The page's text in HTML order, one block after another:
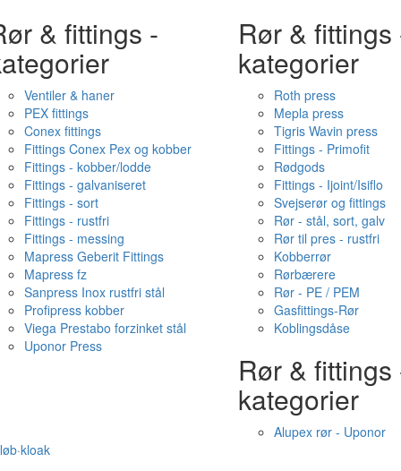
& fittings -
Ventiler & haner
PEX fittings
Conex fittings
Fittings Conex Pex og kobber
Fittings - kobber/lodde
Fittings - galvaniseret
Fittings - sort
Fittings - rustfri
Fittings - messing
Mapress Geberit Fittings
Mapress fz
Sanpress Inox rustfri stål
Profipress kobber
Viega Prestabo forzinket stål
Uponor Press
Rør & fittings
kategorier
Roth press
Mepla press
Tigris Wavin press
Fittings - Primofit
Rødgods
Fittings - Ijoint/Isiflo
Svejserør og fittings
Rør - stål, sort, galv
Rør til pres - rustfri
Kobberrør
Rørbærere
Rør - PE / PEM
Gasfittings-Rør
Koblingsdåse
Rør & fittings
kategorier
Alupex rør - Uponor